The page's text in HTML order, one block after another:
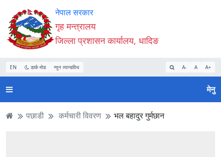
Accessibility
Mode
सुरु
गर्नुहोस्
सामाग्री
पढ्नुहाेस्
नेभिगेसन
पढ्नुहाेस्
वेबसाइट
खोजमा
जानुहोस्
नेपाल सरकार
गृह मन्त्रालय
जिल्ला प्रशासन कार्यालय, धादिङ
EN डार्क मोड न्यून व्यान्डविथ A- A A+
मेनु
पछाडी कर्मचारी विवरण भल बहादुर गुर्मछान